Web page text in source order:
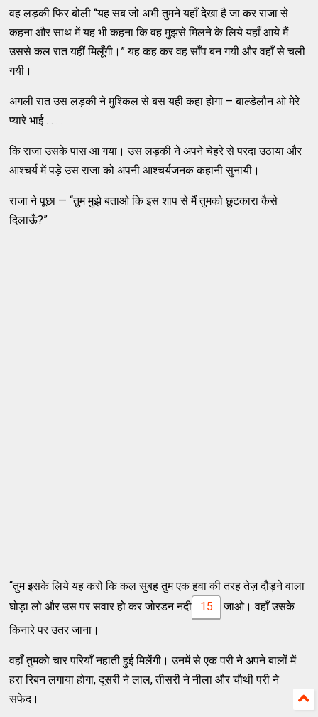
वह लड़की फिर बोली “यह सब जो अभी तुमने यहाँ देखा है जा कर राजा से
कहना और साथ में यह भी कहना कि वह मुझसे मिलने के लिये यहाँ आये मैं
उससे कल रात यहीं मिलूँगी।” यह कह कर वह साँप बन गयी और वहाँ से चली
गयी।
अगली रात उस लड़की ने मुश्किल से बस यही कहा होगा – बाल्डेलौन ओ मेरे
प्यारे भाई . . . .
कि राजा उसके पास आ गया। उस लड़की ने अपने चेहरे से परदा उठाया और
आश्चर्य में पड़े उस राजा को अपनी आश्चर्यजनक कहानी सुनायी।
राजा ने पूछा — “तुम मुझे बताओ कि इस शाप से मैं तुमको छुटकारा कैसे
दिलाऊँ?”
“तुम इसके लिये यह करो कि कल सुबह तुम एक हवा की तरह तेज़ दौड़ने वाला
घोड़ा लो और उस पर सवार हो कर जोरडन नदी
15
जाओ। वहाँ उसके
किनारे पर उतर जाना।
वहाँ तुमको चार परियाँ नहाती हुई मिलेंगी। उनमें से एक परी ने अपने बालों में
हरा रिबन लगाया होगा, दूसरी ने लाल, तीसरी ने नीला और चौथी परी ने
सफेद।